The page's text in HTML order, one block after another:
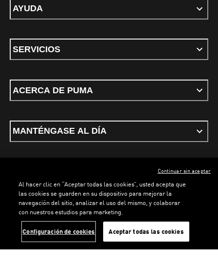
LOADING... LOADING...
AYUDA
SERVICIOS
ACERCA DE PUMA
MANTÉNGASE AL DÍA
Términos y condicionesPolítica de Privacidad
ESPAÑOL
PUMA, 2026. Todos los derechos reservados
Al hacer clic en “Aceptar todas las cookies”, usted acepta que
las cookies se guarden en su dispositivo para mejorar la
navegación del sitio, analizar el uso del mismo, y colaborar
con nuestros estudios para marketing.
Configuración de cookies Aceptar todas las cookies
Continuar sin aceptar